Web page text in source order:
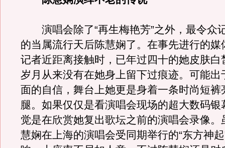
演唱会除了“再生梅艳芳”之外，最令众
的当属流行天后陈慧娴了。在事先进行的媒
记者近距离接触时，已年过四十的她皮肤白
岁月从来没有在她身上留下过痕迹。可能出
面的自信，舞台上她更是身着一条时尚短裤
腿。如果仅仅是看演唱会现场的超大数码银
觉是在欣赏她复出歌坛之前的演唱会录像。
慧娴在上海的演唱会受同期举行的“东方神